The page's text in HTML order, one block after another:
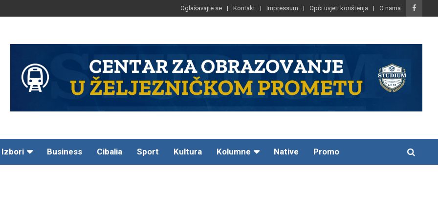
Oglašavajte se Kontakt Impressum Opći uvjeti korištenja O nama
Izbori Business Cibalia Sport Kultura Kolumne Native Promo